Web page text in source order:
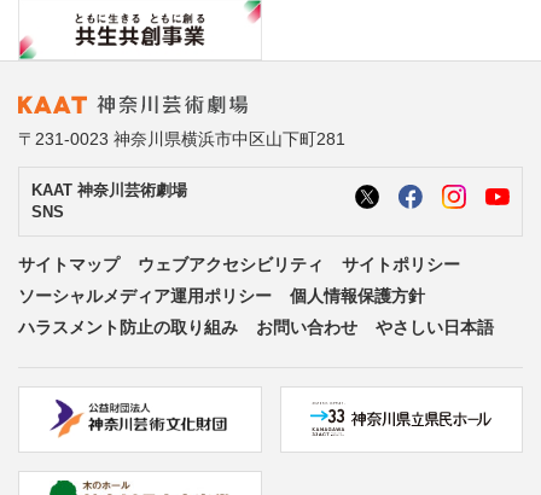
〒231-0023 神奈川県横浜市中区山下町281
KAAT 神奈川芸術劇場
SNS
サイトマップ ウェブアクセシビリティ
サイトポリシー
ソーシャルメディア運用ポリシー
個人情報保護方針
ハラスメント防止の取り組み
お問い合わせ やさしい日本語